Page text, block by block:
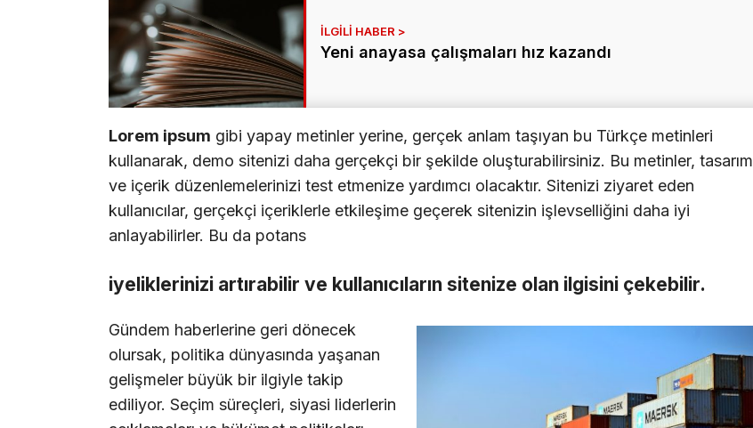
Yeni anayasa çalışmaları hız kazandı
Lorem ipsum gibi yapay metinler yerine, gerçek anlam taşıyan bu Türkçe metinleri
kullanarak, demo sitenizi daha gerçekçi bir şekilde oluşturabilirsiniz. Bu metinler, tasarım
ve içerik düzenlemelerinizi test etmenize yardımcı olacaktır. Sitenizi ziyaret eden
kullanıcılar, gerçekçi içeriklerle etkileşime geçerek sitenizin işlevselliğini daha iyi
anlayabilirler. Bu da potans
iyeliklerinizi artırabilir ve kullanıcıların sitenize olan ilgisini çekebilir.
Gündem haberlerine geri dönecek
olursak, politika dünyasında yaşanan
gelişmeler büyük bir ilgiyle takip
ediliyor. Seçim süreçleri, siyasi liderlerin